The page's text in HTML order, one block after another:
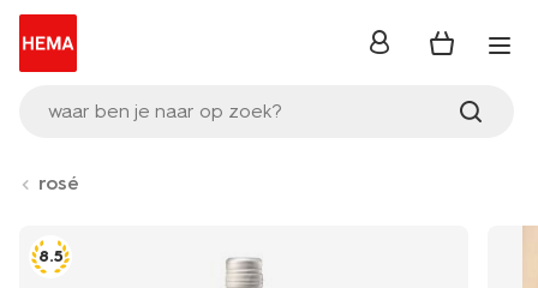
waar ben je naar op zoek?
inloggen
rosé
8.5